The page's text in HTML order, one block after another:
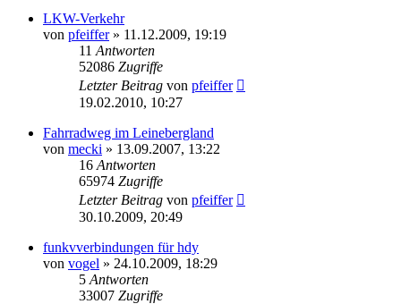
LKW-Verkehr
von pfeiffer» 11.12.2009, 19:19
11 Antworten
52086 Zugriffe
Letzter Beitrag von pfeiffer
19.02.2010, 10:27
Fahrradweg im Leinebergland
von mecki » 13.09.2007, 13:22
16 Antworten
65974 Zugriffe
Letzter Beitrag von pfeiffer
30.10.2009, 20:49
funkvverbindungen für hdy
von vogel » 24.10.2009, 18:29
5 Antworten
33007 Zugriffe